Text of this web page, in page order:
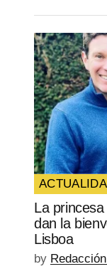
La
dan la
Lisboa
by